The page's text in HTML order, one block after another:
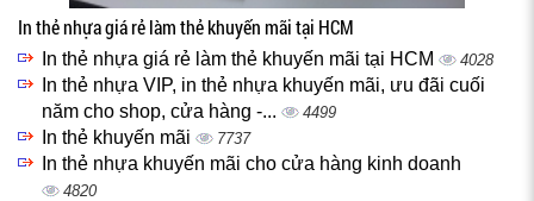
In thẻ nhựa giá rẻ làm thẻ khuyến mãi tại HCM
In thẻ nhựa giá rẻ làm thẻ khuyến mãi tại HCM 4028
In thẻ nhựa VIP, in thẻ nhựa khuyến mãi, ưu đãi cuối
năm cho shop, cửa hàng -...
4499
In thẻ khuyến mãi 7737
In thẻ nhựa khuyến mãi cho cửa hàng kinh doanh
4820